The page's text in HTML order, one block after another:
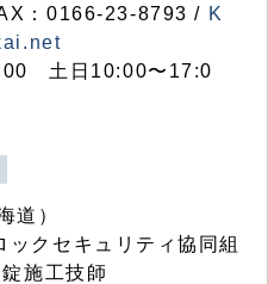
：0166-23-8793 / K
土日10:00〜17:0
道）
ックセキュリティ協同組
施工技師